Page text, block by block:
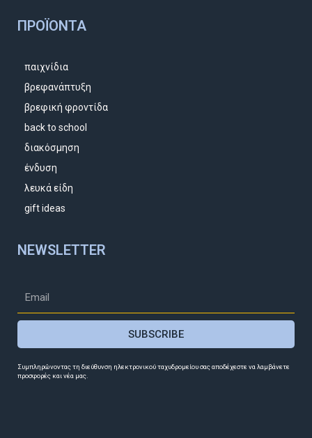
ΠΡΟΪΌΝΤΑ
παιχνίδια
βρεφανάπτυξη
βρεφική φροντίδα
back to school
διακόσμηση
ένδυση
λευκά είδη
gift ideas
NEWSLETTER
SUBSCRIBE
Συμπληρώνοντας τη διεύθυνση ηλεκτρονικού ταχυδρομείου σας αποδέχεστε να λαμβάνετε
προσφορές και νέα μας.